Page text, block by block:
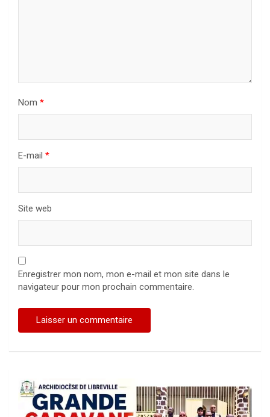
Nom *
E-mail *
Site web
Enregistrer mon nom, mon e-mail et mon site dans le
navigateur pour mon prochain commentaire.